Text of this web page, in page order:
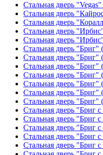
Стальная дверь
Стальная дверь
Стальная дверь
Стальная дверь
Стальная дверь
Стальная дверь "Бриг"
Стальная дверь "Бриг"
Стальная дверь "Бриг"
Стальная дверь "Бриг"
Стальная дверь "Бриг"
Стальная дверь "Бриг"
Стальная дверь "Бриг"
Стальная дверь "Бриг с
Стальная дверь "Бриг
Стальная дверь "Бриг
Стальная дверь "Бриг
Стальная дверь "Бриг